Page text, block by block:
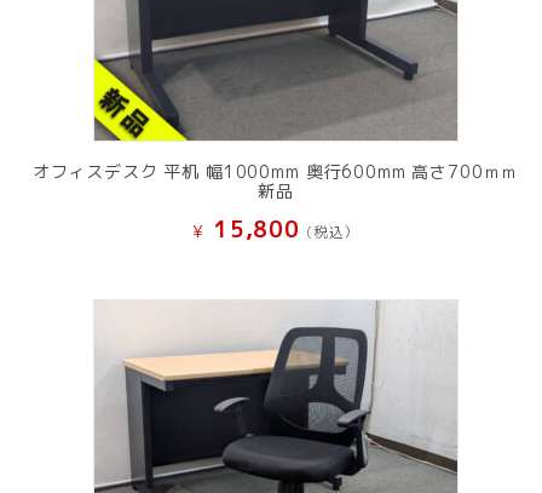
オフィスデスク 平机 幅1000mm 奥行600mm 高さ700ｍｍ
新品
¥ 15,800 (税込）